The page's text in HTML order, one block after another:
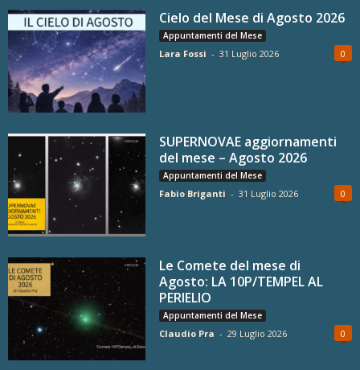
Cielo del Mese di Agosto 2026
Appuntamenti del Mese
Lara Fossi - 31 Luglio 2026 0
SUPERNOVAE aggiornamenti
del mese – Agosto 2026
Appuntamenti del Mese
Fabio Briganti - 31 Luglio 2026 0
Le Comete del mese di
Agosto: LA 10P/TEMPEL AL
PERIELIO
Appuntamenti del Mese
Claudio Pra - 29 Luglio 2026 0